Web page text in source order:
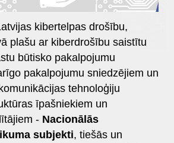
kibertelpas drošību,
plašu ar kiberdrošību saistītu
būtisko pakalpojumu
pakalpojumu sniedzējiem un
tehnoloģiju
īpašniekiem un
- Nacionālās
subjekti, tiešās un